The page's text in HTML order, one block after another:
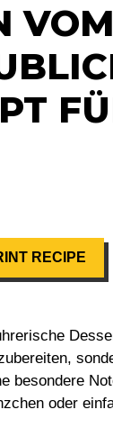
VOM
RECIPE
besondere
oder